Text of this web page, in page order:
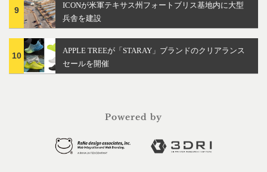
9
ICONが米軍テキサス州フォートブリス基地内に大型
兵舎を建設
10
APPLE TREEが「STARAY」ブランドのクリアランス
セールを開催
Powered by